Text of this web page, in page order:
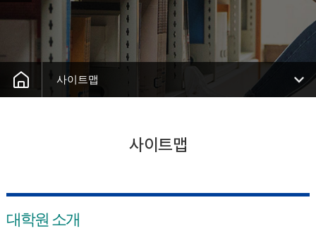
사이트맵
사이트맵
대학원 소개